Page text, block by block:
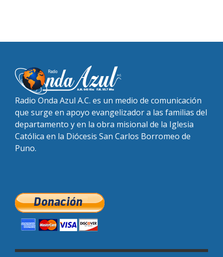
Radio Onda Azul A.C. es un medio de comunicación
que surge en apoyo evangelizador a las familias del
departamento y en la obra misional de la Iglesia
Católica en la Diócesis San Carlos Borromeo de
Puno.